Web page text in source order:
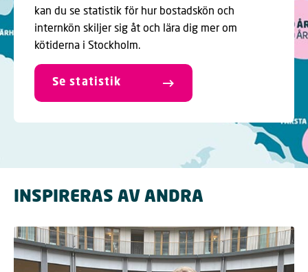
kan du se statistik för hur bostadskön och
internkön skiljer sig åt och lära dig mer om
kötiderna i Stockholm.
Se statistik
INSPIRERAS AV ANDRA